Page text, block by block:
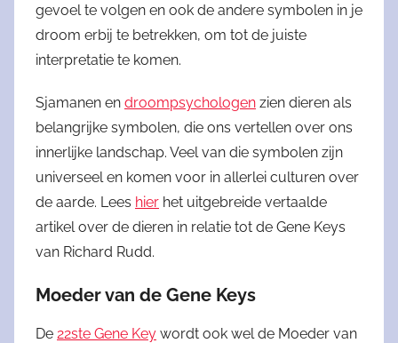
gevoel te volgen en ook de andere symbolen in je
droom erbij te betrekken, om tot de juiste
interpretatie te komen.
Sjamanen en droompsychologen zien dieren als
belangrijke symbolen, die ons vertellen over ons
innerlijke landschap. Veel van die symbolen zijn
universeel en komen voor in allerlei culturen over
de aarde. Lees hier het uitgebreide vertaalde
artikel over de dieren in relatie tot de Gene Keys
van Richard Rudd.
Moeder van de Gene Keys
De 22ste Gene Key wordt ook wel de Moeder van